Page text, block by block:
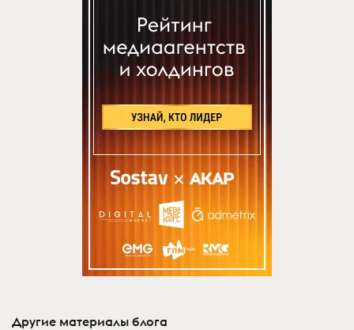
Другие материалы блога